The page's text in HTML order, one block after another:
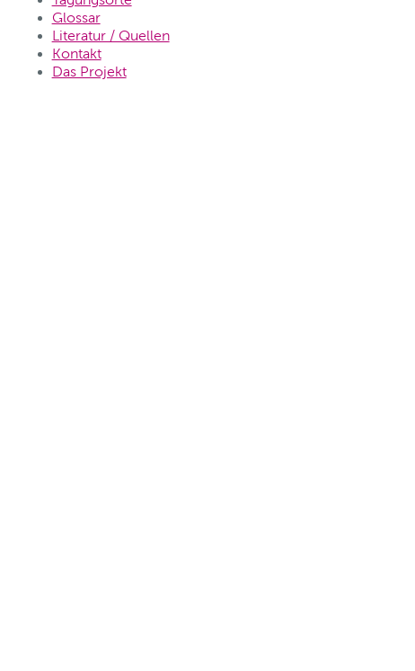
Glossar
Literatur / Quellen
Kontakt
Das Projekt